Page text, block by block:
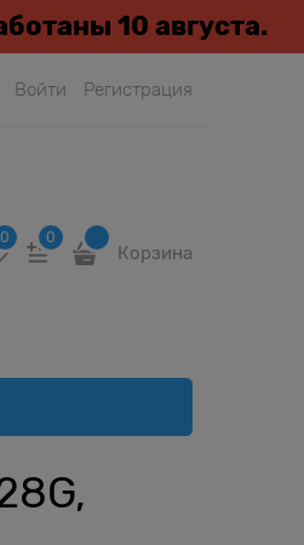
10 августа.
Войти Регистрация
0 0
Корзина